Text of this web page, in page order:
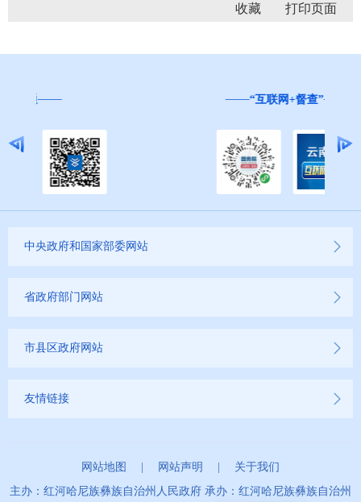
收藏
中央政府和国家部委网站
省政府部门网站
市县区政府网站
友情链接
网站地图 网站声明
关于我们
主办：红河哈尼族彝族自治州人民政府 承办：红河哈尼族彝族自治州